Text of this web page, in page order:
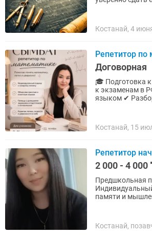
Костанай, 4
Репетитор
Договорная
🎓 Подготовка к
к экзаменам в РФМШЛ, БИЛ
языком ✔
Костанай, 15
Репетитор
2 000 - 4 000
Предшкольная
Индивидуальный подход к
памяти и
Костанай,